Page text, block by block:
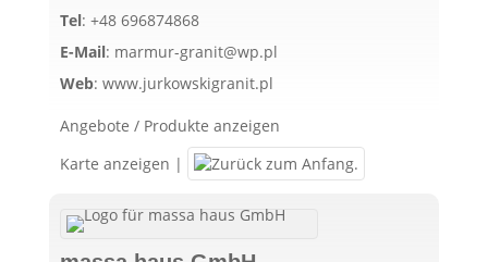
Tel: +48 696874868
E-Mail: marmur-granit@wp.pl
Web: www.jurkowskigranit.pl
Angebote / Produkte anzeigen
Karte anzeigen |